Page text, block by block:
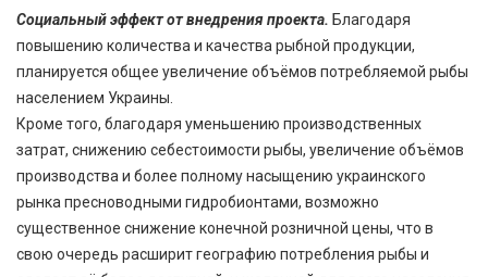
Социальный эффект от внедрения проекта. Благодаря
повышению количества и качества рыбной продукции,
планируется общее увеличение объёмов потребляемой рыбы
населением Украины.
Кроме того, благодаря уменьшению производственных
затрат, снижению себестоимости рыбы, увеличение объёмов
производства и более полному насыщению украинского
рынка пресноводными гидробионтами, возможно
существенное снижение конечной розничной цены, что в
свою очередь расширит географию потребления рыбы и